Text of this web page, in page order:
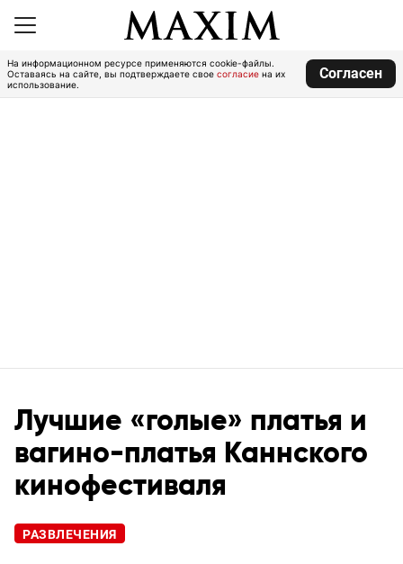
На информационном ресурсе применяются cookie-файлы.
Оставаясь на сайте, вы подтверждаете свое согласие на их
использование.
Согласен
Лучшие «голые» платья и
вагино-платья Каннского
кинофестиваля
РАЗВЛЕЧЕНИЯ